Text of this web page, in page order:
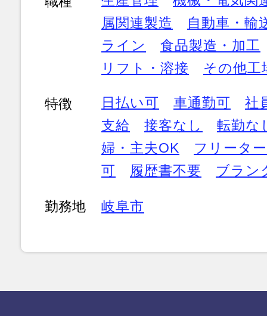
属関連製造
自動車・輸
ライン
食品製造・加工
リフト・溶接
その他工
特徴 日払い可 車通勤可
社
支給
接客なし
転勤な
婦・主夫OK
フリータ
可
履歴書不要 ブラン
勤務地 岐阜市